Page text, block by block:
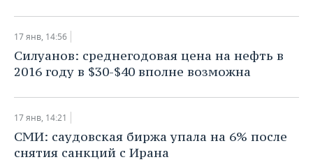
17 янв, 14:56
Силуанов: среднегодовая цена на нефть в
2016 году в $30-$40 вполне возможна
17 янв, 14:21
СМИ: саудовская биржа упала на 6% после
снятия санкций с Ирана